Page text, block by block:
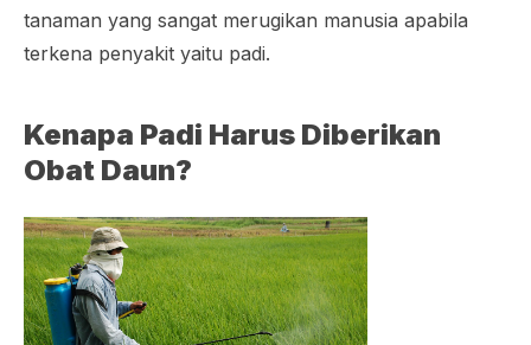
tanaman yang sangat merugikan manusia apabila
terkena penyakit yaitu padi.
Kenapa Padi Harus Diberikan
Obat Daun?